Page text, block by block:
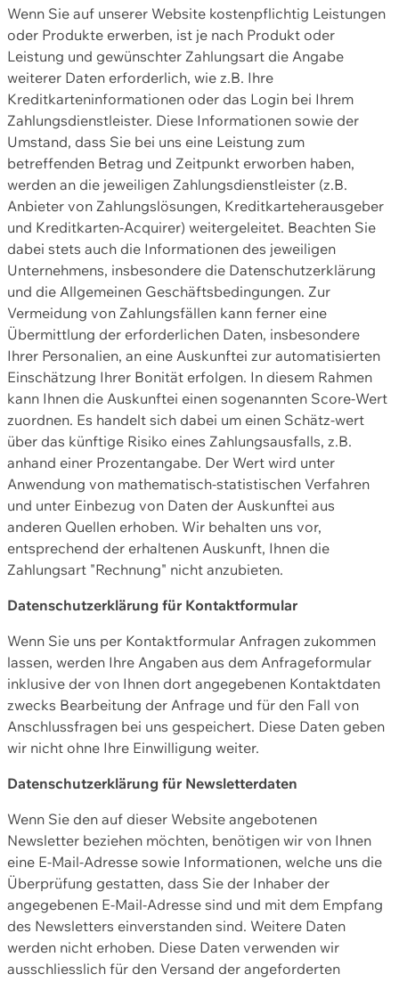
Wenn Sie auf unserer Website kostenpflichtig Leistungen
oder Produkte erwerben, ist je nach Produkt oder
Leistung und gewünschter Zahlungsart die Angabe
weiterer Daten erforderlich, wie z.B. Ihre
Kreditkarteninformationen oder das Login bei Ihrem
Zahlungsdienstleister. Diese Informationen sowie der
Umstand, dass Sie bei uns eine Leistung zum
betreffenden Betrag und Zeitpunkt erworben haben,
werden an die jeweiligen Zahlungsdienstleister (z.B.
Anbieter von Zahlungslösungen, Kreditkarteherausgeber
und Kreditkarten-Acquirer) weitergeleitet. Beachten Sie
dabei stets auch die Informationen des jeweiligen
Unternehmens, insbesondere die Datenschutzerklärung
und die Allgemeinen Geschäftsbedingungen. Zur
Vermeidung von Zahlungsfällen kann ferner eine
Übermittlung der erforderlichen Daten, insbesondere
Ihrer Personalien, an eine Auskunftei zur automatisierten
Einschätzung Ihrer Bonität erfolgen. In diesem Rahmen
kann Ihnen die Auskunftei einen sogenannten Score-Wert
zuordnen. Es handelt sich dabei um einen Schätz-wert
über das künftige Risiko eines Zahlungsausfalls, z.B.
anhand einer Prozentangabe. Der Wert wird unter
Anwendung von mathematisch-statistischen Verfahren
und unter Einbezug von Daten der Auskunftei aus
anderen Quellen erhoben. Wir behalten uns vor,
entsprechend der erhaltenen Auskunft, Ihnen die
Zahlungsart "Rechnung" nicht anzubieten.
Datenschutzerklärung für Kontaktformular
Wenn Sie uns per Kontaktformular Anfragen zukommen
lassen, werden Ihre Angaben aus dem Anfrageformular
inklusive der von Ihnen dort angegebenen Kontaktdaten
zwecks Bearbeitung der Anfrage und für den Fall von
Anschlussfragen bei uns gespeichert. Diese Daten geben
wir nicht ohne Ihre Einwilligung weiter.
Datenschutzerklärung für Newsletterdaten
Wenn Sie den auf dieser Website angebotenen
Newsletter beziehen möchten, benötigen wir von Ihnen
eine E-Mail-Adresse sowie Informationen, welche uns die
Überprüfung gestatten, dass Sie der Inhaber der
angegebenen E-Mail-Adresse sind und mit dem Empfang
des Newsletters einverstanden sind. Weitere Daten
werden nicht erhoben. Diese Daten verwenden wir
ausschliesslich für den Versand der angeforderten